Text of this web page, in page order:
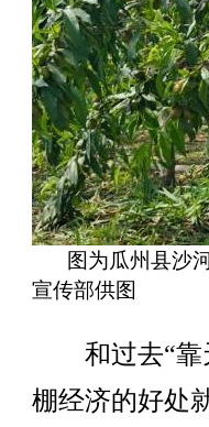
图为瓜州县沙
宣传部供图
和过去“靠
棚经济的好处